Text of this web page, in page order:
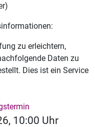
zu erleichtern,
Daten zu
Dies ist ein Service
10:00 Uhr